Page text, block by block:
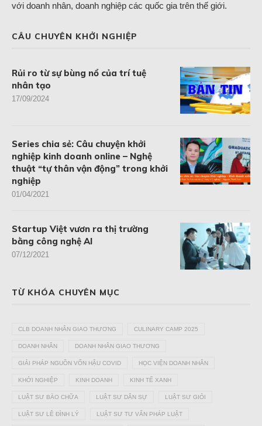
với doanh nhân, doanh nghiệp các quốc gia trên thế giới.
CÂU CHUYÊN KHỞI NGHIỆP
Rủi ro từ sự bùng nổ của trí tuệ
nhân tạo
17/09/2024
Series chia sẻ: Câu chuyện khởi
nghiệp kinh doanh online – Nghệ
thuật “tự thân vận động” trong khởi
nghiệp
01/04/2021
Startup Việt vươn ra thị trường
bằng công nghệ AI
07/12/2021
TỪ KHÓA CHUYÊN MỤC
CLB DOANH NHÂN GIAO THƯƠNG CULINARY CAMP 2025
DOANH NHÂN DOANH NHÂN GIAO THƯƠNG
GIẢI PHÁP NGUỒN VỐN HẬU COVID HỌC VIỆN DOANH NHÂN
KHỞI NGHIỆP KINH DOANH KINH TẾ XANH
LUẬT SƯ BÀO CHỮA LUẬT SƯ DÂN SỰ LUẬT SƯ GIỎI
LUẬT SƯ LÊ ĐÌNH LÝ LUẬT SƯ TƯ VẤN PHÁP LUẬT